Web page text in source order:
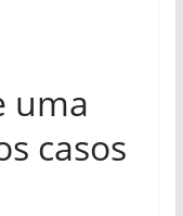
uma
casos